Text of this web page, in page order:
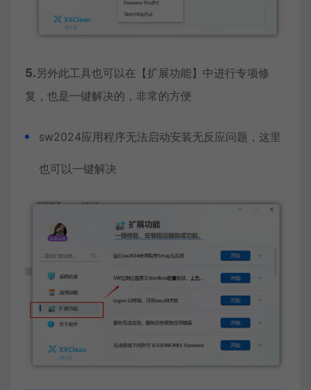
5. 另外此工具也可以在【扩展功能】中进行专项修
复，也是一键解决的，非常的方便
sw2024应用程序无法启动安装无反应问题，这里
也可以一键解决